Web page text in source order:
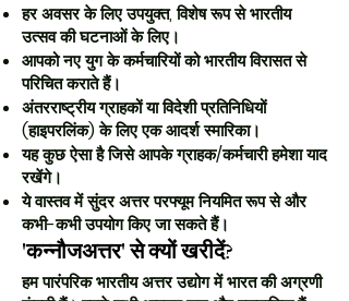
हर अवसर के लिए उपयुक्त, विशेष रूप से भारतीय
उत्सव की घटनाओं के लिए।
आपको नए युग के कर्मचारियों को भारतीय विरासत से
परिचित कराते हैं।
अंतरराष्ट्रीय ग्राहकों या विदेशी प्रतिनिधियों
(हाइपरलिंक) के लिए एक आदर्श स्मारिका।
यह कुछ ऐसा है जिसे आपके ग्राहक/कर्मचारी हमेशा याद
रखेंगे।
ये वास्तव में सुंदर अत्तर परफ्यूम नियमित रूप से और
कभी-कभी उपयोग किए जा सकते हैं।
'कन्नौजअत्तर' से क्यों खरीदें?
हम पारंपरिक भारतीय अत्तर उद्योग में भारत की अग्रणी